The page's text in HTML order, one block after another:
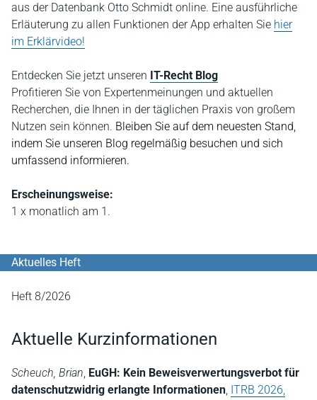
aus der Datenbank Otto Schmidt online. Eine ausführliche
Erläuterung zu allen Funktionen der App erhalten Sie hier
im Erklärvideo!
Entdecken Sie jetzt unseren IT-Recht Blog
Profitieren Sie von Expertenmeinungen und aktuellen
Recherchen, die Ihnen in der täglichen Praxis von großem
Nutzen sein können. Bleiben Sie auf dem neuesten Stand,
indem Sie unseren Blog regelmäßig besuchen und sich
umfassend informieren.
Erscheinungsweise:
1 x monatlich am 1.
Aktuelles Heft
Heft 8/2026
Aktuelle Kurzinformationen
Scheuch, Brian, EuGH: Kein Beweisverwertungsverbot für
datenschutzwidrig erlangte Informationen, ITRB 2026,